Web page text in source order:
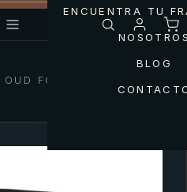
ENCUENTRA TU
BLOG
FOR GLORY DE